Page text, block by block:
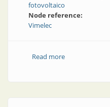
fotovoltaico
Node reference:
Vimelec
Read moreabout